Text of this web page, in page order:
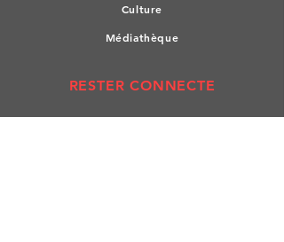
Culture
Médiathèque
RESTER CONNECTE